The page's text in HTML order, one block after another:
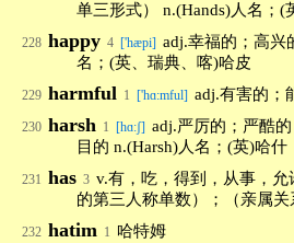
单三形式） n.(Hands)人名；(
228 happy 4 ['hæpi] adj.幸福的；高兴
名；(英、瑞典、喀)哈皮
229 harmful 1 ['hɑ:mful] adj.有害的；
230 harsh 1 [hɑ:ʃ] adj.严厉的；严酷
目的 n.(Harsh)人名；(英)哈什
231 has 3 v.有，吃，得到，从事，允
的第三人称单数）；（亲属
232 hatim 1 哈特姆